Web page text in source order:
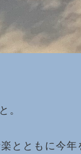
。
ともに今